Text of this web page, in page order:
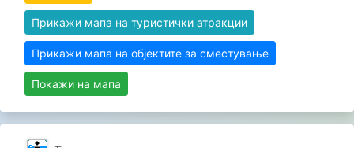
Прикажи мапа на туристички атракции
Прикажи мапа на објектите за сместување
Покажи на мапа